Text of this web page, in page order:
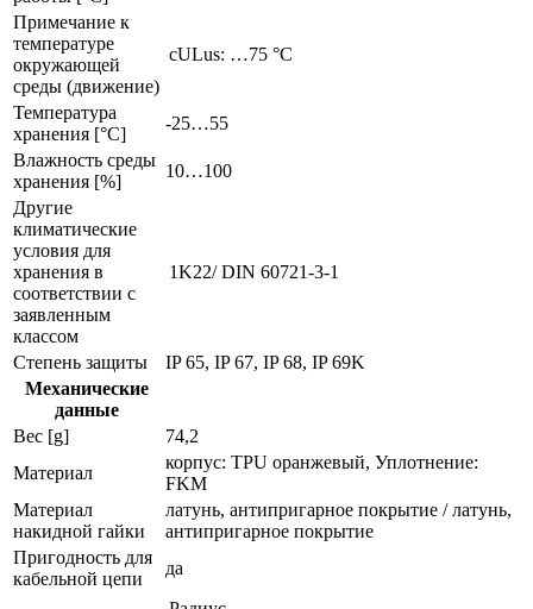
Примечание к
температуре
окружающей
среды (движение)
cULus: …75 °C
Температура
хранения [°C]
-25…55
Влажность среды
хранения [%]
10…100
Другие
климатические
условия для
хранения в
соответствии с
заявленным
классом
1K22/ DIN 60721-3-1
Степень защиты
IP 65, IP 67, IP 68, IP 69K
Механические
данные
Вес [g]
74,2
Материал
корпус: TPU оранжевый, Уплотнение:
FKM
Материал
накидной гайки
латунь, антипригарное покрытие / латунь,
антипригарное покрытие
Пригодность для
кабельной цепи
да